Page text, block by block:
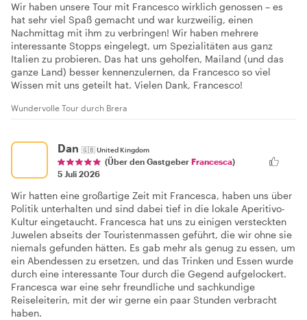
Wir haben unsere Tour mit Francesco wirklich genossen – es
hat sehr viel Spaß gemacht und war kurzweilig, einen
Nachmittag mit ihm zu verbringen! Wir haben mehrere
interessante Stopps eingelegt, um Spezialitäten aus ganz
Italien zu probieren. Das hat uns geholfen, Mailand (und das
ganze Land) besser kennenzulernen, da Francesco so viel
Wissen mit uns geteilt hat. Vielen Dank, Francesco!
Wundervolle Tour durch Brera
Dan 🇬🇧United Kingdom
(Über den Gastgeber Francesca)
5 Juli 2026
Wir hatten eine großartige Zeit mit Francesca, haben uns über
Politik unterhalten und sind dabei tief in die lokale Aperitivo-
Kultur eingetaucht. Francesca hat uns zu einigen versteckten
Juwelen abseits der Touristenmassen geführt, die wir ohne sie
niemals gefunden hätten. Es gab mehr als genug zu essen, um
ein Abendessen zu ersetzen, und das Trinken und Essen wurde
durch eine interessante Tour durch die Gegend aufgelockert.
Francesca war eine sehr freundliche und sachkundige
Reiseleiterin, mit der wir gerne ein paar Stunden verbracht
haben.